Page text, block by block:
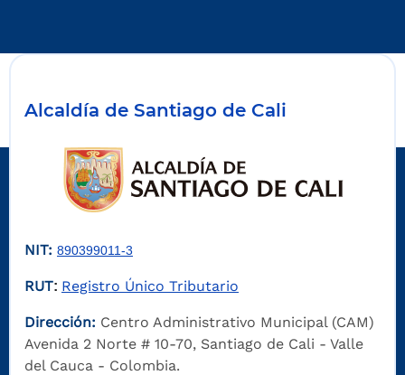
Alcaldía de Santiago de Cali
NIT: 890399011-3
RUT: Registro Único Tributario
Dirección: Centro Administrativo Municipal (CAM)
Avenida 2 Norte # 10-70, Santiago de Cali - Valle
del Cauca - Colombia.